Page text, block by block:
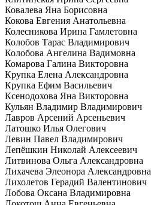
Ковалева Яна Борисовна
Кокова Евгения Анатольевна
Колесникова Ирина Гамлетовна
Колобов Тарас Владимирович
Колобова Ангелина Вадимовна
Комарова Галина Викторовна
Крупка Елена Александровна
Крупка Ефим Васильевич
Ксенодохова Яна Викторовна
Кульян Владимир Владимирович
Лавров Арсений Арсеньевич
Латошко Илья Олегович
Левин Павел Владимирович
Лепёшкин Николай Алексеевич
Литвинова Ольга Александровна
Лихачева Элеонора Александровна
Лихолетов Герадий Валентинович
Лобова Оксана Владимировна